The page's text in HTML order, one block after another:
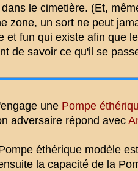
le cimetière. (Et,
zone, un sort ne peut
et fun qui existe afin que
de savoir ce qu'il se
une Pompe
adversaire répond avec
éthérique modèle
la capacité de la